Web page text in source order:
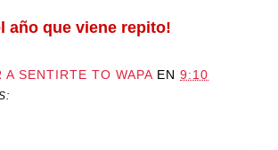
año que viene repito!
A SENTIRTE TO WAPA EN 9:10